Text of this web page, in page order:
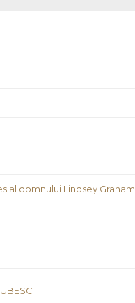
al domnului Lindsey Graham